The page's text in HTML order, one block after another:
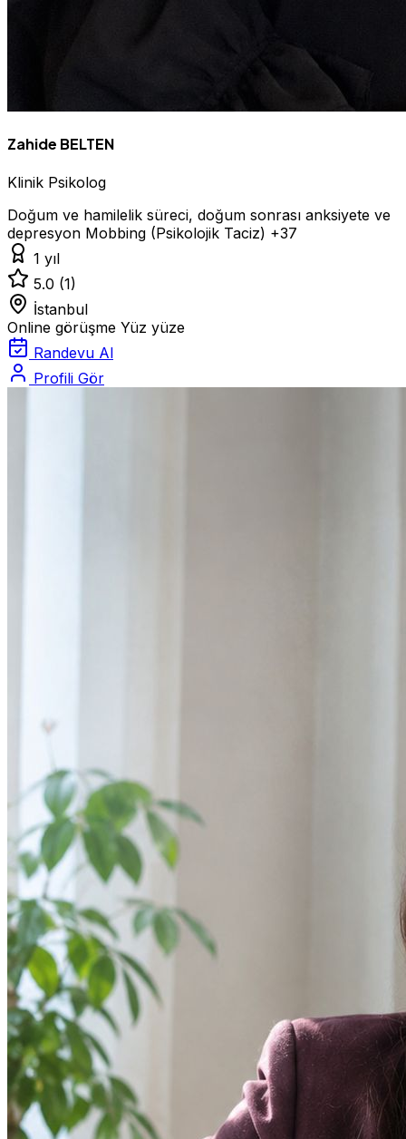
Zahide BELTEN
Klinik Psikolog
Doğum ve hamilelik süreci, doğum sonrası anksiyete ve
depresyon Mobbing (Psikolojik Taciz) +37
1 yıl
5.0 (1)
İstanbul
Online görüşme Yüz yüze
Randevu Al
Profili Gör